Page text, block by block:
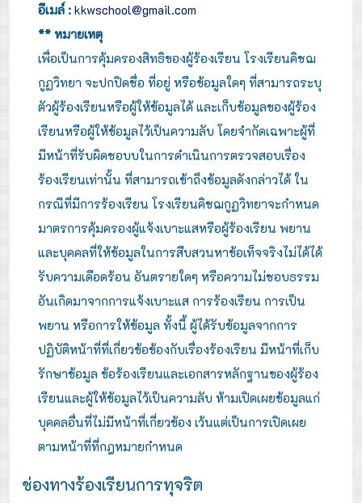
อีเมล์ : kkwschool@gmail.com
** หมายเหตุ
เพื่อเป็นการคุ้มครองสิทธิของผู้ร้องเรียน โรงเรียนคิชฌ
กูฏวิทยา จะปกปิดชื่อ ที่อยู่ หรือข้อมูลใดๆ ที่สามารถระบุ
ตัวผู้ร้องเรียนหรือผู้ให้ข้อมูลได้ และเก็บข้อมูลของผู้ร้อง
เรียนหรือผู้ให้ข้อมูลไว้เป็นความลับ โดยจำกัดเฉพาะผู้ที่
มีหน้าที่รับผิดชอบบในการดำเนินการตรวจสอบเรื่อง
ร้องเรียนเท่านั้น ที่สามารถเข้าถึงข้อมูลดังกล่าวได้ ใน
กรณีที่มีการร้องเรียน โรงเรียนคิชฌกูฏวิทยาจะกำหนด
มาตรการคุ้มครองผู้แจ้งเบาะแสหรือผู้ร้องเรียน พยาน
และบุคคลที่ให้ข้อมูลในการสืบสวนหาข้อเท็จจริงไม่ได้ได้
รับความเดือดร้อน อันตรายใดๆ หรือความไม่ชอบธรรม
อันเกิดมาจากการแจ้งเบาะแส การร้องเรียน การเป็น
พยาน หรือการให้ข้อมูล ทั้งนี้ ผู้ได้รับข้อมูลจากการ
ปฏิบัติหน้าที่ที่เกี่ยวข้อข้องกับเรื่องร้องเรียน มีหน้าที่เก็บ
รักษาข้อมูล ข้อร้องเรียนและเอกสารหลักฐานของผู้ร้อง
เรียนและผู้ให้ข้อมูลไว้เป็นความลับ ห้ามเปิดเผยข้อมูลแก่
บุคคลอื่นที่ไม่มีหน้าที่เกี่ยวข้อง เว้นแต่เป็นการเปิดเผย
ตามหน้าที่ที่กฎหมายกำหนด
ช่องทางร้องเรียนการทุจริต